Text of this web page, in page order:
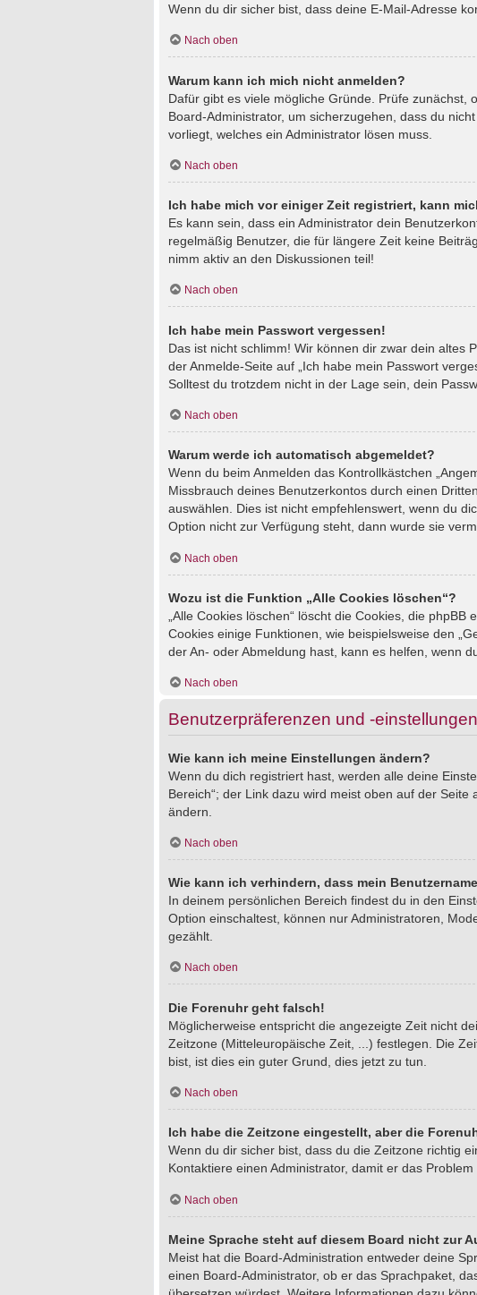
Wenn du dir sicher bist, dass deine E-Mail-Adresse
Nach oben
Warum kann ich mich nicht anmelden?
Dafür gibt es viele mögliche Gründe. Prüfe zunächst,
Board-Administrator, um sicherzugehen, dass du
vorliegt, welches ein Administrator lösen muss.
Nach oben
Ich habe mich vor einiger Zeit registriert, kann
Es kann sein, dass ein Administrator dein
regelmäßig Benutzer, die für längere Zeit keine
nimm aktiv an den Diskussionen teil!
Nach oben
Ich habe mein Passwort vergessen!
Das ist nicht schlimm! Wir können dir zwar dein altes
der Anmelde-Seite auf „Ich habe mein Passwort
Solltest du trotzdem nicht in der Lage sein, dein
Nach oben
Warum werde ich automatisch abgemeldet?
Wenn du beim Anmelden das Kontrollkästchen
Missbrauch deines Benutzerkontos durch einen
auswählen. Dies ist nicht empfehlenswert, wenn du
Option nicht zur Verfügung steht, dann wurde sie
Nach oben
Wozu ist die Funktion „Alle Cookies löschen“?
„Alle Cookies löschen“ löscht die Cookies, die
Cookies einige Funktionen, wie beispielsweise den
der An- oder Abmeldung hast, kann es helfen, wenn
Nach oben
Benutzerpräferenzen und -einstellungen
Wie kann ich meine Einstellungen ändern?
Wenn du dich registriert hast, werden alle deine
Bereich“; der Link dazu wird meist oben auf der
ändern.
Nach oben
Wie kann ich verhindern, dass mein
In deinem persönlichen Bereich findest du in den
Option einschaltest, können nur Administratoren,
gezählt.
Nach oben
Die Forenuhr geht falsch!
Möglicherweise entspricht die angezeigte Zeit nicht
Zeitzone (Mitteleuropäische Zeit, ...) festlegen. Die
bist, ist dies ein guter Grund, dies jetzt zu tun.
Nach oben
Ich habe die Zeitzone eingestellt, aber die
Wenn du dir sicher bist, dass du die Zeitzone richtig
Kontaktiere einen Administrator, damit er das
Nach oben
Meine Sprache steht auf diesem Board nicht zur
Meist hat die Board-Administration entweder deine
einen Board-Administrator, ob er das Sprachpaket,